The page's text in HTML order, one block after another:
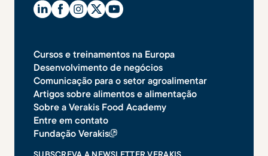
Cursos e treinamentos na Europa
Desenvolvimento de negócios
Comunicação para o setor agroalimentar
Artigos sobre alimentos e alimentação
Sobre a Verakis Food Academy
Entre em contato
Fundação Verakis